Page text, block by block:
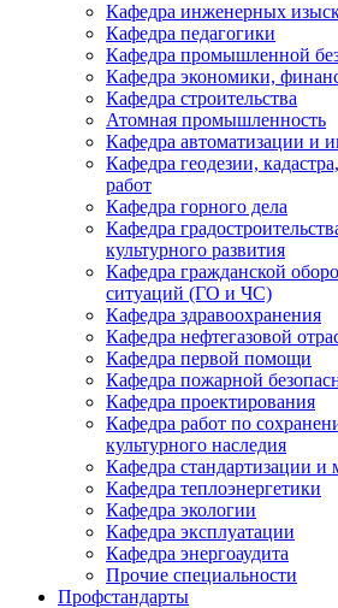
Кафедра инженерных
Кафедра педагогики
Кафедра промышленной
Кафедра экономики,
Кафедра строительства
Атомная промышленность
Кафедра автоматизации и
Кафедра геодезии,
работ
Кафедра горного дела
Кафедра
культурного развития
Кафедра гражданской
ситуаций (ГО и ЧС)
Кафедра здравоохранения
Кафедра нефтегазовой
Кафедра первой помощи
Кафедра пожарной
Кафедра проектирования
Кафедра работ по
культурного наследия
Кафедра стандартизации и
Кафедра теплоэнергетики
Кафедра экологии
Кафедра эксплуатации
Кафедра энергоаудита
Прочие специальности
Профстандарты